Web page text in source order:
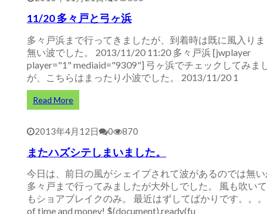
11/20 多々戸と弓ヶ浜
多々戸浜まで行ってきましたが、到着時は既に風入り
無い波でした。 2013/11/20 11:20 多々戸浜 [jwplayer
player="1" mediaid="9309"] 弓ヶ浜でチェックしてみま
が、こちらはまったり小波でした。 2013/11/20 1
Read More
2013年4月12日 0 870
またハズシテしまいました。
今日は、前日の風がシェイプされて波があるのでは無
多々戸まで行ってみましたが大外しでした。 風も吹い
もショアブレイクのみ。 最近はずしてばかりです。。
of time and money! $(document).ready(fu